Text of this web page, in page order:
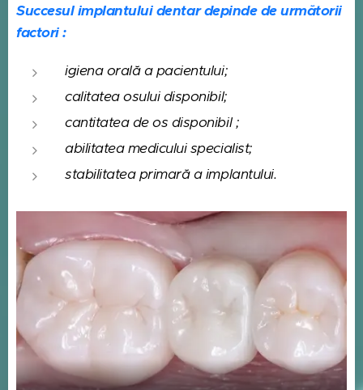
Succesul implantului dentar depinde de următorii
factori :
igiena orală a pacientului;
calitatea osului disponibil;
cantitatea de os disponibil ;
abilitatea medicului specialist;
stabilitatea primară a implantului.